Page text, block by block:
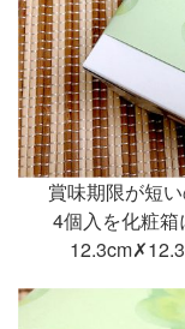
賞味期限が短
4個入を化粧